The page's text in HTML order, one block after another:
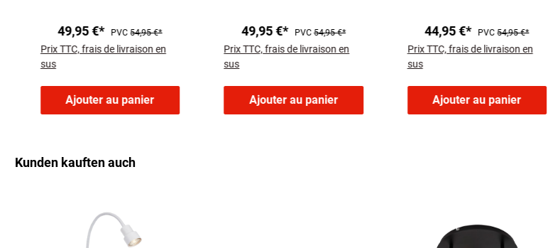
49,95 €* PVC54,95 €*
Prix TTC, frais de livraison en
sus
Ajouter au panier
49,95 €* PVC54,95 €*
Prix TTC, frais de livraison en
sus
Ajouter au panier
44,95 €* PVC54,95 €*
Prix TTC, frais de livraison en
sus
Ajouter au panier
Kunden kauften auch